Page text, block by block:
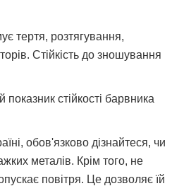
тертя, розтягування,
Стійкість до зношування
стійкості барвника
обов'язково дізнайтеся, чи
металів. Крім того, не
повітря. Це дозволяє їй